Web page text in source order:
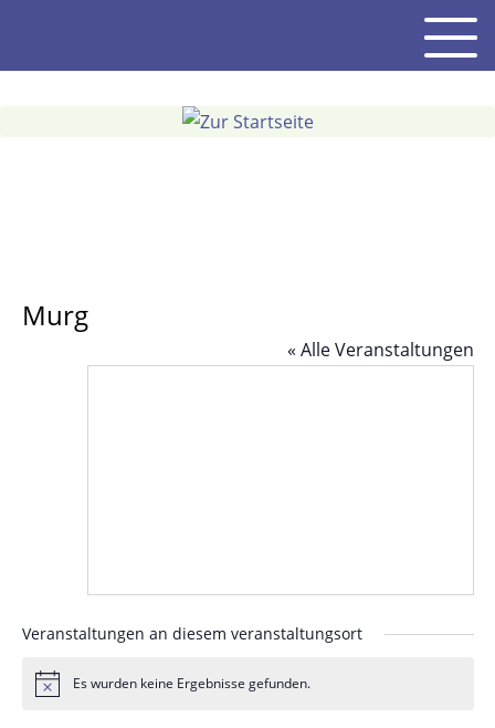
Inhalt
Murg
« Alle Veranstaltungen
Veranstaltungen an diesem veranstaltungsort
HinweisEs wurden keine Ergebnisse gefunden.